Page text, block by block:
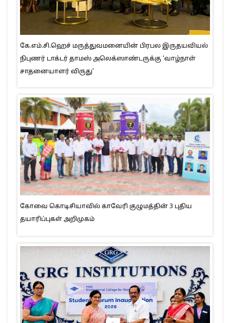
கே.எம்.சி.ஹெச் மருத்துவமனையின் பிரபல இருதயவியல்
நிபுணர் டாக்டர் தாமஸ் அலெக்ஸாண்டருக்கு ‘வாழ்நாள்
சாதனையாளர் விருது’
கோவை கொடிசியாவில் காவேரி குழுமத்தின் 3 புதிய
தயாரிப்புகள் அறிமுகம்